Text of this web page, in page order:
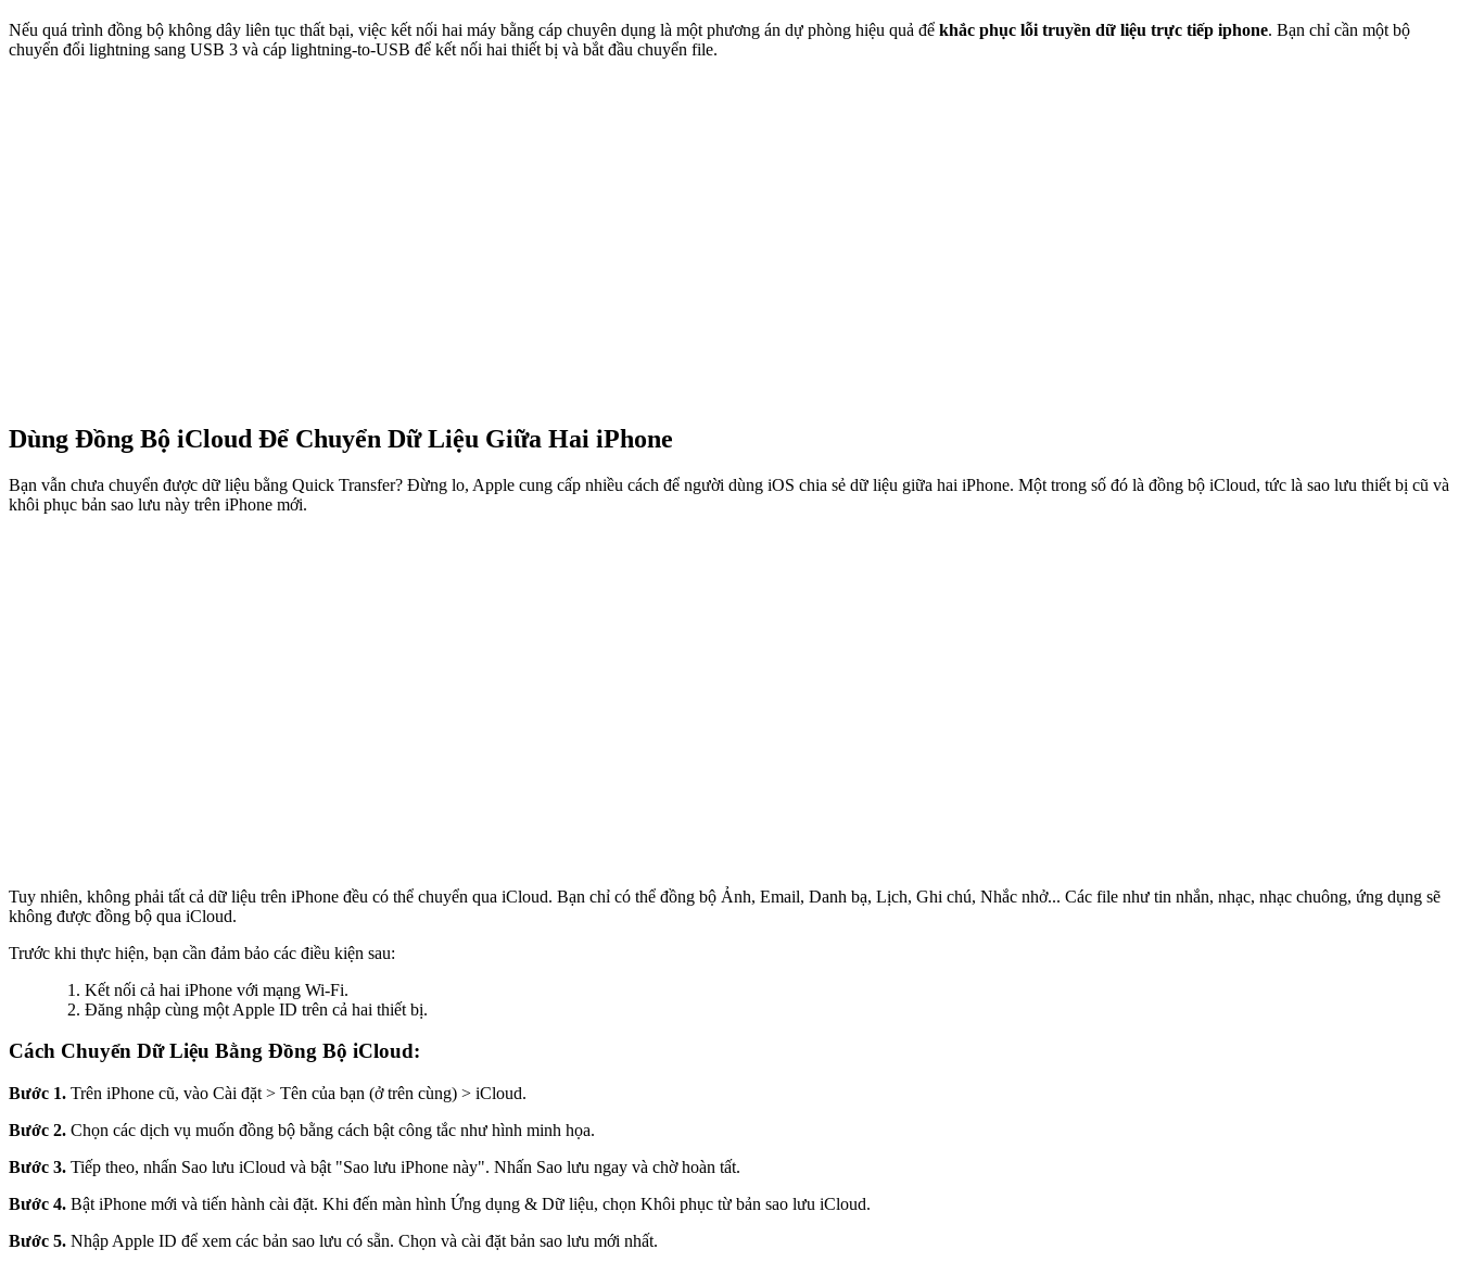
Nếu quá trình đồng bộ không dây liên tục thất bại, việc kết nối hai máy bằng cáp chuyên dụng là một phương án dự phòng hiệu quả để khắc phục lỗi truyền dữ liệu trực tiếp iphone. Bạn chỉ cần một bộ
chuyển đổi lightning sang USB 3 và cáp lightning-to-USB để kết nối hai thiết bị và bắt đầu chuyển file.
Dùng Đồng Bộ iCloud Để Chuyển Dữ Liệu Giữa Hai iPhone
Bạn vẫn chưa chuyển được dữ liệu bằng Quick Transfer? Đừng lo, Apple cung cấp nhiều cách để người dùng iOS chia sẻ dữ liệu giữa hai iPhone. Một trong số đó là đồng bộ iCloud, tức là sao lưu thiết bị cũ và
khôi phục bản sao lưu này trên iPhone mới.
Tuy nhiên, không phải tất cả dữ liệu trên iPhone đều có thể chuyển qua iCloud. Bạn chỉ có thể đồng bộ Ảnh, Email, Danh bạ, Lịch, Ghi chú, Nhắc nhở... Các file như tin nhắn, nhạc, nhạc chuông, ứng dụng sẽ
không được đồng bộ qua iCloud.
Trước khi thực hiện, bạn cần đảm bảo các điều kiện sau:
Kết nối cả hai iPhone với mạng Wi-Fi.
Đăng nhập cùng một Apple ID trên cả hai thiết bị.
Cách Chuyển Dữ Liệu Bằng Đồng Bộ iCloud:
Bước 1. Trên iPhone cũ, vào Cài đặt > Tên của bạn (ở trên cùng) > iCloud.
Bước 2. Chọn các dịch vụ muốn đồng bộ bằng cách bật công tắc như hình minh họa.
Bước 3. Tiếp theo, nhấn Sao lưu iCloud và bật "Sao lưu iPhone này". Nhấn Sao lưu ngay và chờ hoàn tất.
Bước 4. Bật iPhone mới và tiến hành cài đặt. Khi đến màn hình Ứng dụng & Dữ liệu, chọn Khôi phục từ bản sao lưu iCloud.
Bước 5. Nhập Apple ID để xem các bản sao lưu có sẵn. Chọn và cài đặt bản sao lưu mới nhất.